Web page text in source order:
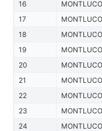
16
17
18
19
20
21
22
23
24